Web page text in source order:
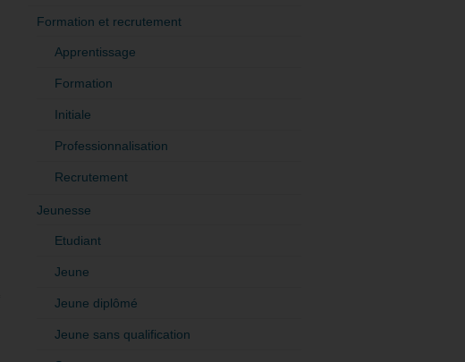
Formation et recrutement
Apprentissage
Formation
Initiale
Professionnalisation
Recrutement
Jeunesse
Etudiant
Jeune
Jeune diplômé
Jeune sans qualification